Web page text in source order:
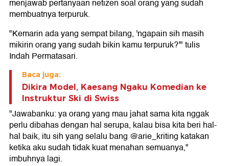
menjawab pertanyaan netizen soal orang yang sudah
membuatnya terpuruk.
"Kemarin ada yang sempat bilang, 'ngapain sih masih
mikirin orang yang sudah bikin kamu terpuruk?'" tulis
Indah Permatasari.
Baca juga:
Dikira Model, Kaesang Ngaku Komedian ke
Instruktur Ski di Swiss
"Jawabanku: ya orang yang mau jahat sama kita nggak
perlu dibahas dengan hal serupa, kalau bisa kita beri hal-
hal baik, itu sih yang selalu bang @arie_kriting katakan
ketika aku sudah tidak kuat menahan semuanya,"
imbuhnya lagi.